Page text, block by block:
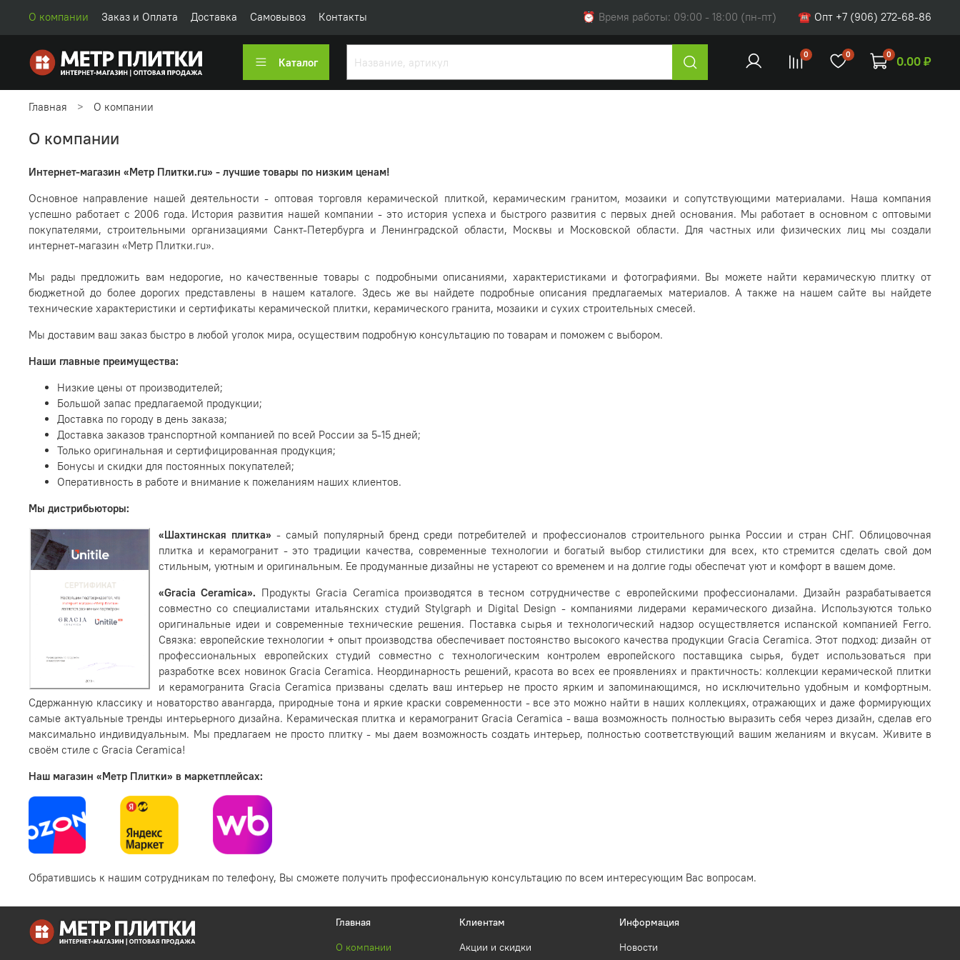
О компании Заказ и Оплата Доставка Самовывоз Контакты ⏰ Время работы: 09:00 - 18:00 (пн-пт) ☎ Опт +7 (906) 272-68-86
Каталог
0 0 0 0.00 ₽
Главная О компании
О компании
Интернет-магазин «Метр Плитки.ru» - лучшие товары по низким ценам!
Основное направление нашей деятельности - оптовая торговля керамической плиткой, керамическим гранитом, мозаики и сопутствующими материалами. Наша компания
успешно работает с 2006 года. История развития нашей компании - это история успеха и быстрого развития с первых дней основания. Мы работает в основном с оптовыми
покупателями, строительными организациями Санкт-Петербурга и Ленинградской области, Москвы и Московской области. Для частных или физических лиц мы создали
интернет-магазин «Метр Плитки.ru».
Мы рады предложить вам недорогие, но качественные товары с подробными описаниями, характеристиками и фотографиями. Вы можете найти керамическую плитку от
бюджетной до более дорогих представлены в нашем каталоге. Здесь же вы найдете подробные описания предлагаемых материалов. А также на нашем сайте вы найдете
технические характеристики и сертификаты керамической плитки, керамического гранита, мозаики и сухих строительных смесей.
Мы доставим ваш заказ быстро в любой уголок мира, осуществим подробную консультацию по товарам и поможем с выбором.
Наши главные преимущества:
Низкие цены от производителей;
Большой запас предлагаемой продукции;
Доставка по городу в день заказа;
Доставка заказов транспортной компанией по всей России за 5-15 дней;
Только оригинальная и сертифицированная продукция;
Бонусы и скидки для постоянных покупателей;
Оперативность в работе и внимание к пожеланиям наших клиентов.
Мы дистрибьюторы:
«Шахтинская плитка» - самый популярный бренд среди потребителей и профессионалов строительного рынка России и стран СНГ. Облицовочная
плитка и керамогранит - это традиции качества, современные технологии и богатый выбор стилистики для всех, кто стремится сделать свой дом
стильным, уютным и оригинальным. Ее продуманные дизайны не устареют со временем и на долгие годы обеспечат уют и комфорт в вашем доме.
«Gracia Ceramica». Продукты Gracia Ceramica производятся в тесном сотрудничестве с европейскими профессионалами. Дизайн разрабатывается
совместно со специалистами итальянских студий Stylgraph и Digital Design - компаниями лидерами керамического дизайна. Используются только
оригинальные идеи и современные технические решения. Поставка сырья и технологический надзор осуществляется испанской компанией Ferro.
Связка: европейские технологии + опыт производства обеспечивает постоянство высокого качества продукции Gracia Ceramica. Этот подход: дизайн от
профессиональных европейских студий совместно с технологическим контролем европейского поставщика сырья, будет использоваться при
разработке всех новинок Gracia Ceramica. Неординарность решений, красота во всех ее проявлениях и практичность: коллекции керамической плитки
и керамогранита Gracia Ceramica призваны сделать ваш интерьер не просто ярким и запоминающимся, но исключительно удобным и комфортным.
Сдержанную классику и новаторство авангарда, природные тона и яркие краски современности - все это можно найти в наших коллекциях, отражающих и даже формирующих
самые актуальные тренды интерьерного дизайна. Керамическая плитка и керамогранит Gracia Ceramica - ваша возможность полностью выразить себя через дизайн, сделав его
максимально индивидуальным. Мы предлагаем не просто плитку - мы даем возможность создать интерьер, полностью соответствующий вашим желаниям и вкусам. Живите в
своём стиле с Gracia Ceramica!
Наш магазин «Метр Плитки» в маркетплейсах:
Обратившись к нашим сотрудникам по телефону, Вы сможете получить профессиональную консультацию по всем интересующим Вас вопросам.
Главная
О компании
Клиентам
Акции и скидки
Информация
Новости